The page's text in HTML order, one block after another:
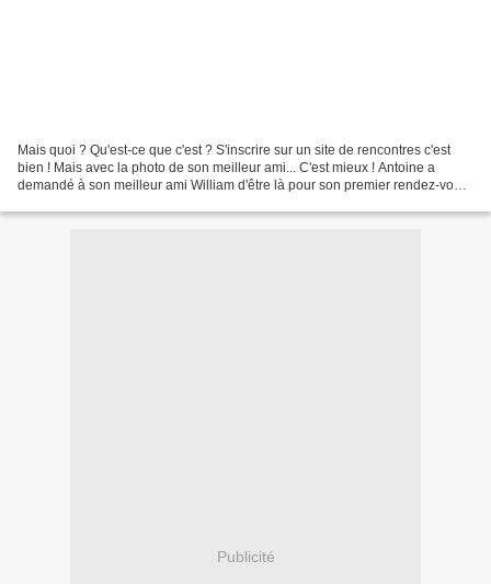
Mais quoi ? Qu'est-ce que c'est ? S'inscrire sur un site de rencontres c'est
bien ! Mais avec la photo de son meilleur ami... C'est mieux ! Antoine a
demandé à son meilleur ami William d'être là pour son premier rendez-vous
Publicité